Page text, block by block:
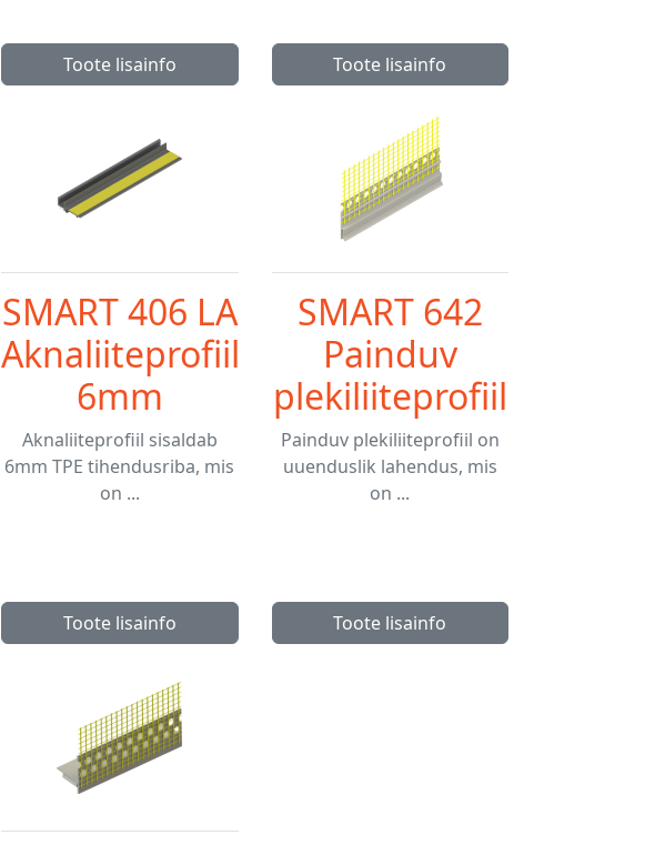
Toote lisainfo Toote lisainfo
SMART 406 LA
Aknaliiteprofiil
6mm
Aknaliiteprofiil sisaldab
6mm TPE tihendusriba, mis
on ...
Toote lisainfo
SMART 642
Painduv
plekiliiteprofiil
Painduv plekiliiteprofiil on
uuenduslik lahendus, mis
on ...
Toote lisainfo